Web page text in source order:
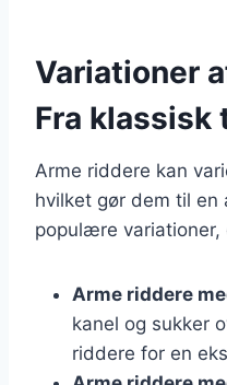
Variationer
Fra klassisk
Arme riddere kan
hvilket gør dem til en
populære variationer,
Arme riddere
kanel og sukker
riddere for en